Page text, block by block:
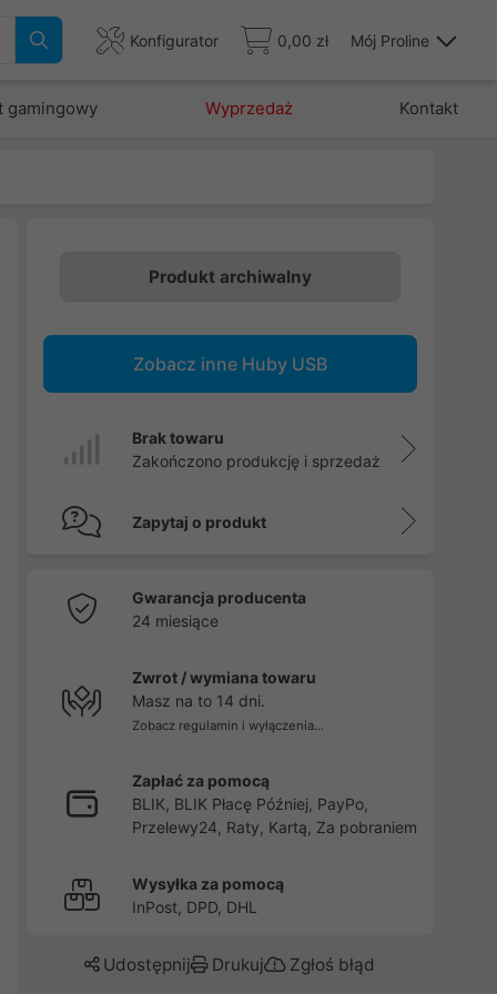
Konfigurator 0,00 zł Mój Proline
gamingowy Wyprzedaż Kontakt
Produkt archiwalny
Zobacz inne Huby USB
Brak towaru
Zakończono produkcję i sprzedaż
Zapytaj o produkt
Gwarancja producenta
24 miesiące
Zwrot / wymiana towaru
Masz na to 14 dni.
Zobacz regulamin i wyłączenia...
Zapłać za pomocą
BLIK, BLIK Płacę Później, PayPo,
Przelewy24, Raty, Kartą, Za pobraniem
Wysyłka za pomocą
InPost, DPD, DHL
Udostępnij Drukuj Zgłoś błąd